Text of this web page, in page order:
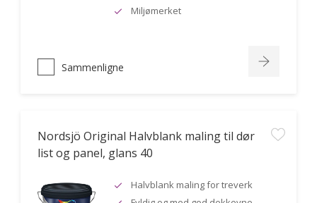
Miljømerket
Sammenligne
Nordsjö Original Halvblank maling til dør
list og panel, glans 40
Halvblank maling for treverk